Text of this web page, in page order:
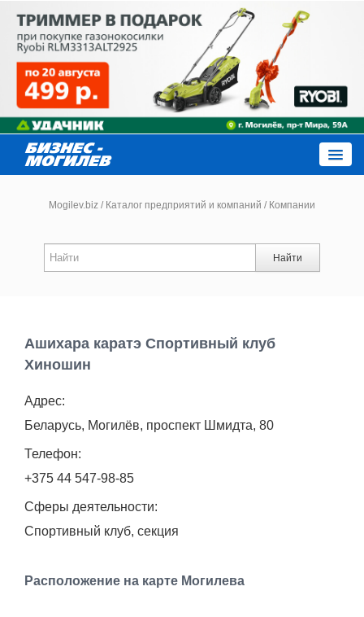
Новости компаний
Каталог
Афиша
Объявления
Транспорт
Mogilev.biz / Каталог предприятий и компаний / Компании
Найти
Ашихара каратэ Спортивный клуб
Хиношин
Адрес:
Беларусь, Могилёв, проспект Шмидта, 80
Телефон:
+375 44 547-98-85
Сферы деятельности:
Спортивный клуб, секция
Расположение на карте Могилева